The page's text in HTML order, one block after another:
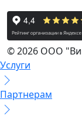
© 2026 ООО
Услуги
Партнерам